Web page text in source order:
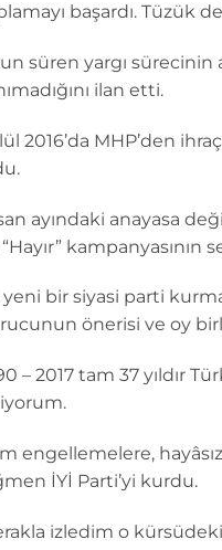
başardı. Tüzük
süren yargı
ilan etti.
2016’da MHP’den
ayındaki anayasa
kampanyasının
yeni bir siyasi parti
önerisi ve oy
– 2017 tam 37 yıldır
engellemelere,
İYİ Parti’yi kurdu.
izledim o kürsüdeki